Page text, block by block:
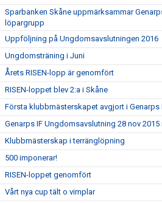
Sparbanken Skåne uppmärksammar
löpargrupp
Uppföljning på Ungdomsavslutningen 2016
Ungdomsträning i Juni
Årets RISEN-lopp är genomfört
RISEN-loppet blev 2:a i Skåne
Första klubbmästerskapet avgjort i Genarps
Genarps IF Ungdomsavslutning 28 nov
Klubbmästerskap i terränglöpning
500 imponerar!
RISEN-loppet genomfört
Vårt nya cup tält o vimplar